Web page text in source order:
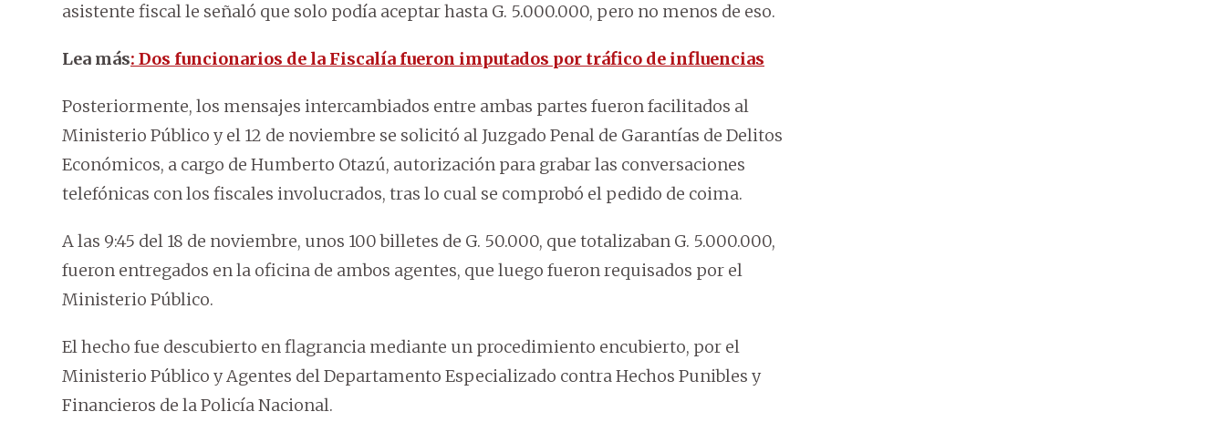
asistente fiscal le señaló que solo podía aceptar hasta G. 5.000.000, pero no menos de eso.
Lea más: Dos funcionarios de la Fiscalía fueron imputados por tráfico de influencias
Posteriormente, los mensajes intercambiados entre ambas partes fueron facilitados al
Ministerio Público y el 12 de noviembre se solicitó al Juzgado Penal de Garantías de Delitos
Económicos, a cargo de Humberto Otazú, autorización para grabar las conversaciones
telefónicas con los fiscales involucrados, tras lo cual se comprobó el pedido de coima.
A las 9:45 del 18 de noviembre, unos 100 billetes de G. 50.000, que totalizaban G. 5.000.000,
fueron entregados en la oficina de ambos agentes, que luego fueron requisados por el
Ministerio Público.
El hecho fue descubierto en flagrancia mediante un procedimiento encubierto, por el
Ministerio Público y Agentes del Departamento Especializado contra Hechos Punibles y
Financieros de la Policía Nacional.